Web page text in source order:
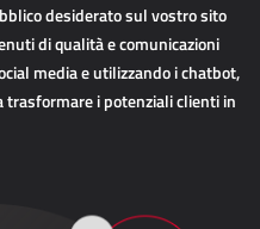
desiderato sul vostro sito
di qualità e comunicazioni
media e utilizzando i chatbot,
trasformare i potenziali clienti in